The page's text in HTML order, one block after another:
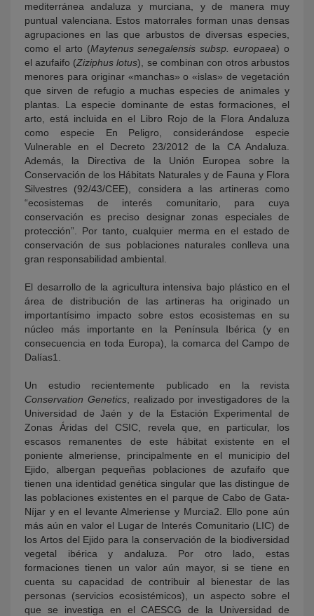
mediterránea andaluza y murciana, y de manera muy
puntual valenciana. Estos matorrales forman unas densas
agrupaciones en las que arbustos de diversas especies,
como el arto (Maytenus senegalensis subsp. europaea) o
el azufaifo (Ziziphus lotus), se combinan con otros arbustos
menores para originar «manchas» o «islas» de vegetación
que sirven de refugio a muchas especies de animales y
plantas. La especie dominante de estas formaciones, el
arto, está incluida en el Libro Rojo de la Flora Andaluza
como especie En Peligro, considerándose especie
Vulnerable en el Decreto 23/2012 de la CA Andaluza.
Además, la Directiva de la Unión Europea sobre la
Conservación de los Hábitats Naturales y de Fauna y Flora
Silvestres (92/43/CEE), considera a las artineras como
“ecosistemas de interés comunitario, para cuya
conservación es preciso designar zonas especiales de
protección”. Por tanto, cualquier merma en el estado de
conservación de sus poblaciones naturales conlleva una
gran responsabilidad ambiental.
El desarrollo de la agricultura intensiva bajo plástico en el
área de distribución de las artineras ha originado un
importantísimo impacto sobre estos ecosistemas en su
núcleo más importante en la Península Ibérica (y en
consecuencia en toda Europa), la comarca del Campo de
Dalías1.
Un estudio recientemente publicado en la revista
Conservation Genetics, realizado por investigadores de la
Universidad de Jaén y de la Estación Experimental de
Zonas Áridas del CSIC, revela que, en particular, los
escasos remanentes de este hábitat existente en el
poniente almeriense, principalmente en el municipio del
Ejido, albergan pequeñas poblaciones de azufaifo que
tienen una identidad genética singular que las distingue de
las poblaciones existentes en el parque de Cabo de Gata-
Níjar y en el levante Almeriense y Murcia2. Ello pone aún
más aún en valor el Lugar de Interés Comunitario (LIC) de
los Artos del Ejido para la conservación de la biodiversidad
vegetal ibérica y andaluza. Por otro lado, estas
formaciones tienen un valor aún mayor, si se tiene en
cuenta su capacidad de contribuir al bienestar de las
personas (servicios ecosistémicos), un aspecto sobre el
que se investiga en el CAESCG de la Universidad de